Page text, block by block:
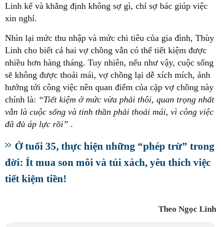
Linh kể và khẳng định không sợ gì, chỉ sợ bác giúp việc
xin nghỉ.
Nhìn lại mức thu nhập và mức chi tiêu của gia đình, Thùy
Linh cho biết cả hai vợ chồng vẫn có thể tiết kiệm được
nhiều hơn hàng tháng. Tuy nhiên, nếu như vậy, cuộc sống
sẽ không được thoải mái, vợ chồng lại dễ xích mích, ảnh
hưởng tới công việc nên quan điểm của cặp vợ chồng này
chính là: “Tiết kiệm ở mức vừa phải thôi, quan trọng nhất
vẫn là cuộc sống và tinh thần phải thoải mái, vì công việc
đã đủ áp lực rồi” .
Ở tuổi 35, thực hiện những “phép trừ” trong
đời: Ít mua son môi và túi xách, yêu thích việc
tiết kiệm tiền!
Theo Ngọc Linh